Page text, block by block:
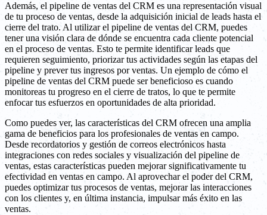
Además, el pipeline de ventas del CRM es una representación visual
de tu proceso de ventas, desde la adquisición inicial de leads hasta el
cierre del trato. Al utilizar el pipeline de ventas del CRM, puedes
tener una visión clara de dónde se encuentra cada cliente potencial
en el proceso de ventas. Esto te permite identificar leads que
requieren seguimiento, priorizar tus actividades según las etapas del
pipeline y prever tus ingresos por ventas. Un ejemplo de cómo el
pipeline de ventas del CRM puede ser beneficioso es cuando
monitoreas tu progreso en el cierre de tratos, lo que te permite
enfocar tus esfuerzos en oportunidades de alta prioridad.
Como puedes ver, las características del CRM ofrecen una amplia
gama de beneficios para los profesionales de ventas en campo.
Desde recordatorios y gestión de correos electrónicos hasta
integraciones con redes sociales y visualización del pipeline de
ventas, estas características pueden mejorar significativamente tu
efectividad en ventas en campo. Al aprovechar el poder del CRM,
puedes optimizar tus procesos de ventas, mejorar las interacciones
con los clientes y, en última instancia, impulsar más éxito en las
ventas.